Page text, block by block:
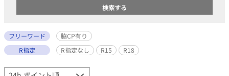
フリーワード
脇CP有り
R指定
R指定なし R15 R18